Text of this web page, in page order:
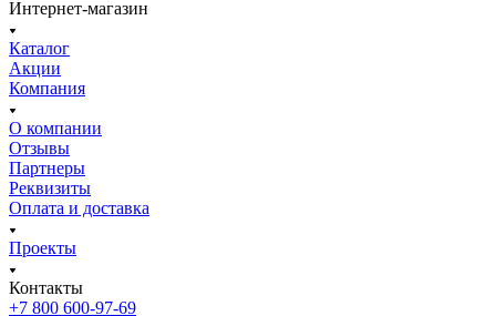
Интернет-магазин
Каталог
Акции
Компания
О компании
Отзывы
Партнеры
Реквизиты
Оплата и доставка
Проекты
Контакты
+7 800 600-97-69